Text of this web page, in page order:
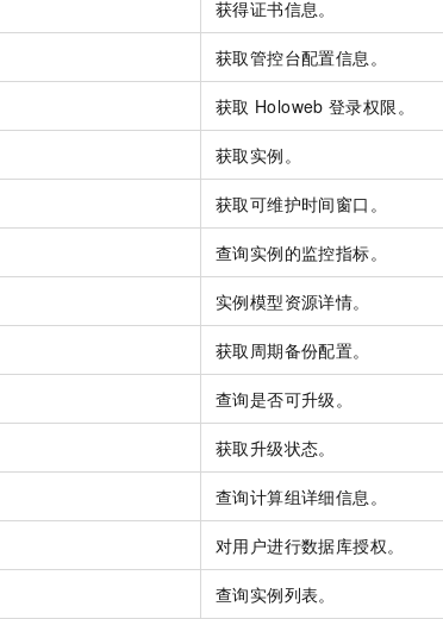
获得证书信息。
获取管控台配置信息。
获取 Holoweb 登录权限。
获取实例。
获取可维护时间窗口。
查询实例的监控指标。
实例模型资源详情。
获取周期备份配置。
查询是否可升级。
获取升级状态。
查询计算组详细信息。
对用户进行数据库授权。
查询实例列表。